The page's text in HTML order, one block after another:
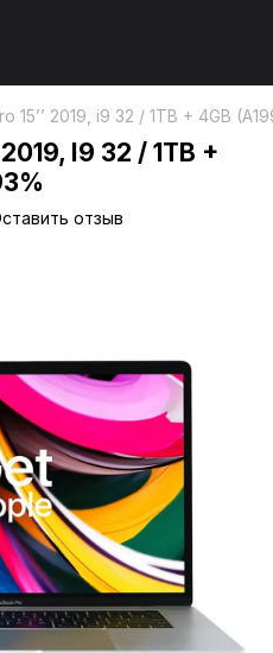
15’’ 2019, i9 32 / 1ТB + 4GB
2019, I9 32 / 1ТB +
отзыв